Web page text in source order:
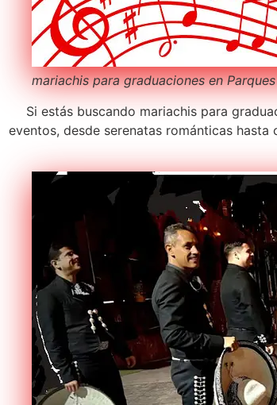
mariachis para graduaciones en
Si estás buscando mariachis para
eventos, desde serenatas románticas